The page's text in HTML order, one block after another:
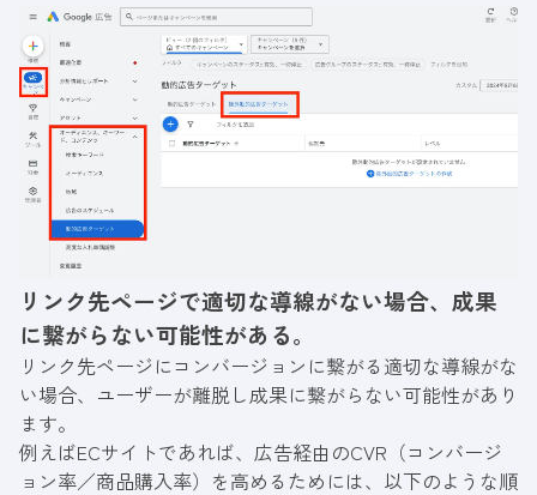
リンク先ページで適切な導線がない場合、成果
に繋がらない可能性がある。
リンク先ページにコンバージョンに繋がる適切な導線がな
い場合、ユーザーが離脱し成果に繋がらない可能性があり
ます。
例えばECサイトであれば、広告経由のCVR（コンバージ
ョン率／商品購入率）を高めるためには、以下のような順